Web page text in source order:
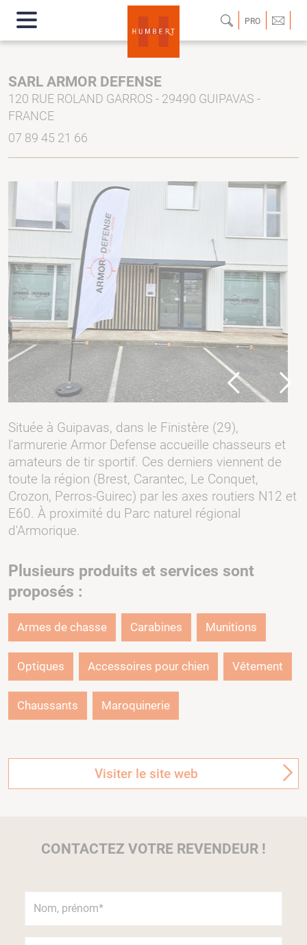
PRO
SARL ARMOR DEFENSE
120 RUE ROLAND GARROS - 29490 GUIPAVAS -
FRANCE
07 89 45 21 66
Previous Next
Située à Guipavas, dans le Finistère (29),
l'armurerie Armor Defense accueille chasseurs et
amateurs de tir sportif. Ces derniers viennent de
toute la région (Brest, Carantec, Le Conquet,
Crozon, Perros-Guirec) par les axes routiers N12 et
E60. À proximité du Parc naturel régional
d'Armorique.
Plusieurs produits et services sont
proposés :
Armes de chasse Carabines Munitions
Optiques Accessoires pour chien Vêtement
Chaussants Maroquinerie
Visiter le site web
CONTACTEZ VOTRE REVENDEUR !